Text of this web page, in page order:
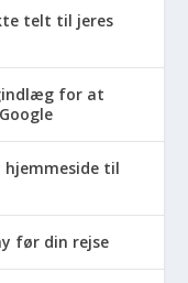
telt til jeres
for at
hjemmeside til
før din rejse